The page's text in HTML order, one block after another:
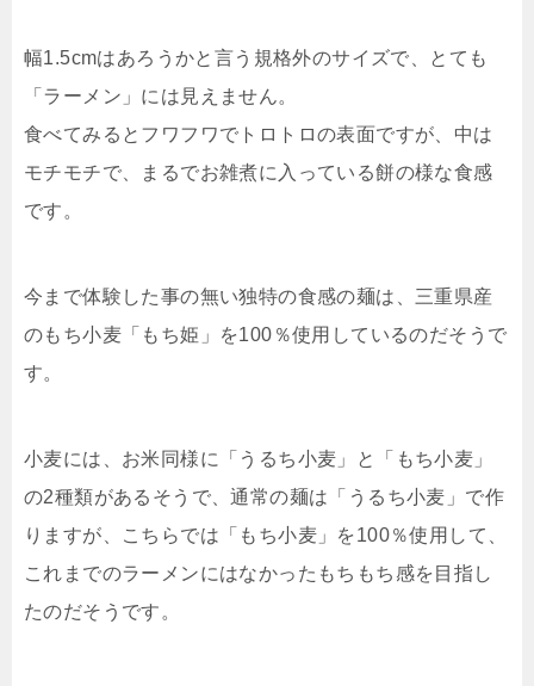
幅1.5cmはあろうかと言う規格外のサイズで、とても
「ラーメン」には見えません。
食べてみるとフワフワでトロトロの表面ですが、中は
モチモチで、まるでお雑煮に入っている餅の様な食感
です。
今まで体験した事の無い独特の食感の麺は、三重県産
のもち小麦「もち姫」を100％使用しているのだそうで
す。
小麦には、お米同様に「うるち小麦」と「もち小麦」
の2種類があるそうで、通常の麺は「うるち小麦」で作
りますが、こちらでは「もち小麦」を100％使用して、
これまでのラーメンにはなかったもちもち感を目指し
たのだそうです。